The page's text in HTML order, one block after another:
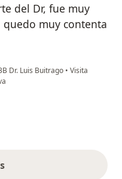
del Dr, fue muy
muy contenta
Dr. Luis Buitrago • Visita
anteriores